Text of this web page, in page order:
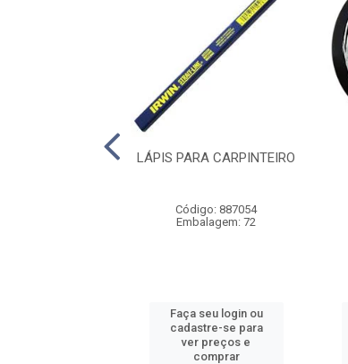
LÁPIS PARA CARPINTEIRO
Código: 887054
Embalagem: 72
Faça seu login ou
cadastre-se para
ver preços e
comprar